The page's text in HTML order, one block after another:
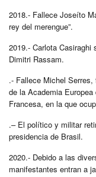
2018.- Fallece Joseíto
rey del merengue”.
2019.- Carlota
Dimitri Rassam.
.- Fallece Michel
de la Academia
Francesa, en la que
.– El político y militar
presidencia de Brasil.
2020.- Debido a las
manifestantes entran a